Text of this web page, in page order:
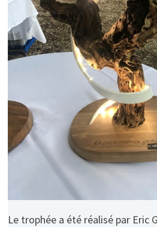
Le trophée a été réalisé par Eric